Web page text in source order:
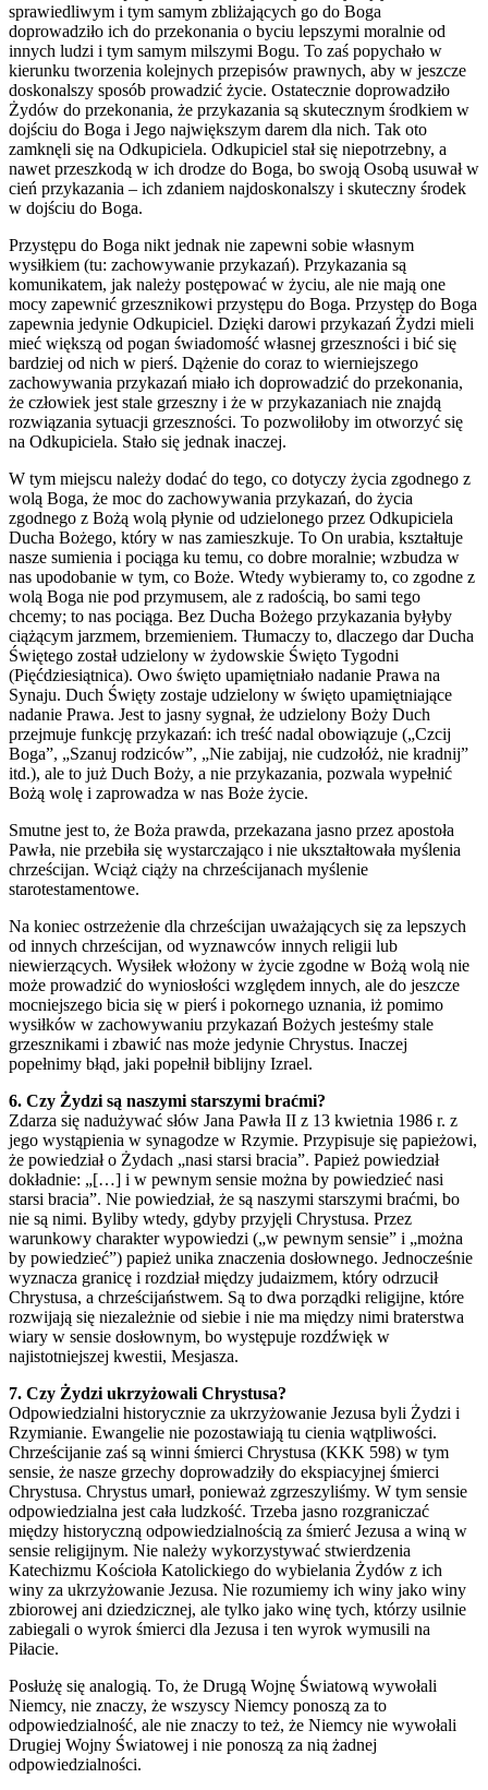
sprawiedliwym i tym samym zbliżających go do Boga
doprowadziło ich do przekonania o byciu lepszymi moralnie od
innych ludzi i tym samym milszymi Bogu. To zaś popychało w
kierunku tworzenia kolejnych przepisów prawnych, aby w jeszcze
doskonalszy sposób prowadzić życie. Ostatecznie doprowadziło
Żydów do przekonania, że przykazania są skutecznym środkiem w
dojściu do Boga i Jego największym darem dla nich. Tak oto
zamknęli się na Odkupiciela. Odkupiciel stał się niepotrzebny, a
nawet przeszkodą w ich drodze do Boga, bo swoją Osobą usuwał w
cień przykazania – ich zdaniem najdoskonalszy i skuteczny środek
w dojściu do Boga.
Przystępu do Boga nikt jednak nie zapewni sobie własnym
wysiłkiem (tu: zachowywanie przykazań). Przykazania są
komunikatem, jak należy postępować w życiu, ale nie mają one
mocy zapewnić grzesznikowi przystępu do Boga. Przystęp do Boga
zapewnia jedynie Odkupiciel. Dzięki darowi przykazań Żydzi mieli
mieć większą od pogan świadomość własnej grzeszności i bić się
bardziej od nich w pierś. Dążenie do coraz to wierniejszego
zachowywania przykazań miało ich doprowadzić do przekonania,
że człowiek jest stale grzeszny i że w przykazaniach nie znajdą
rozwiązania sytuacji grzeszności. To pozwoliłoby im otworzyć się
na Odkupiciela. Stało się jednak inaczej.
W tym miejscu należy dodać do tego, co dotyczy życia zgodnego z
wolą Boga, że moc do zachowywania przykazań, do życia
zgodnego z Bożą wolą płynie od udzielonego przez Odkupiciela
Ducha Bożego, który w nas zamieszkuje. To On urabia, kształtuje
nasze sumienia i pociąga ku temu, co dobre moralnie; wzbudza w
nas upodobanie w tym, co Boże. Wtedy wybieramy to, co zgodne z
wolą Boga nie pod przymusem, ale z radością, bo sami tego
chcemy; to nas pociąga. Bez Ducha Bożego przykazania byłyby
ciążącym jarzmem, brzemieniem. Tłumaczy to, dlaczego dar Ducha
Świętego został udzielony w żydowskie Święto Tygodni
(Pięćdziesiątnica). Owo święto upamiętniało nadanie Prawa na
Synaju. Duch Święty zostaje udzielony w święto upamiętniające
nadanie Prawa. Jest to jasny sygnał, że udzielony Boży Duch
przejmuje funkcję przykazań: ich treść nadal obowiązuje („Czcij
Boga”, „Szanuj rodziców”, „Nie zabijaj, nie cudzołóż, nie kradnij”
itd.), ale to już Duch Boży, a nie przykazania, pozwala wypełnić
Bożą wolę i zaprowadza w nas Boże życie.
Smutne jest to, że Boża prawda, przekazana jasno przez apostoła
Pawła, nie przebiła się wystarczająco i nie ukształtowała myślenia
chrześcijan. Wciąż ciąży na chrześcijanach myślenie
starotestamentowe.
Na koniec ostrzeżenie dla chrześcijan uważających się za lepszych
od innych chrześcijan, od wyznawców innych religii lub
niewierzących. Wysiłek włożony w życie zgodne w Bożą wolą nie
może prowadzić do wyniosłości względem innych, ale do jeszcze
mocniejszego bicia się w pierś i pokornego uznania, iż pomimo
wysiłków w zachowywaniu przykazań Bożych jesteśmy stale
grzesznikami i zbawić nas może jedynie Chrystus. Inaczej
popełnimy błąd, jaki popełnił biblijny Izrael.
6. Czy Żydzi są naszymi starszymi braćmi?
Zdarza się nadużywać słów Jana Pawła II z 13 kwietnia 1986 r. z
jego wystąpienia w synagodze w Rzymie. Przypisuje się papieżowi,
że powiedział o Żydach „nasi starsi bracia”. Papież powiedział
dokładnie: „[…] i w pewnym sensie można by powiedzieć nasi
starsi bracia”. Nie powiedział, że są naszymi starszymi braćmi, bo
nie są nimi. Byliby wtedy, gdyby przyjęli Chrystusa. Przez
warunkowy charakter wypowiedzi („w pewnym sensie” i „można
by powiedzieć”) papież unika znaczenia dosłownego. Jednocześnie
wyznacza granicę i rozdział między judaizmem, który odrzucił
Chrystusa, a chrześcijaństwem. Są to dwa porządki religijne, które
rozwijają się niezależnie od siebie i nie ma między nimi braterstwa
wiary w sensie dosłownym, bo występuje rozdźwięk w
najistotniejszej kwestii, Mesjasza.
7. Czy Żydzi ukrzyżowali Chrystusa?
Odpowiedzialni historycznie za ukrzyżowanie Jezusa byli Żydzi i
Rzymianie. Ewangelie nie pozostawiają tu cienia wątpliwości.
Chrześcijanie zaś są winni śmierci Chrystusa (KKK 598) w tym
sensie, że nasze grzechy doprowadziły do ekspiacyjnej śmierci
Chrystusa. Chrystus umarł, ponieważ zgrzeszyliśmy. W tym sensie
odpowiedzialna jest cała ludzkość. Trzeba jasno rozgraniczać
między historyczną odpowiedzialnością za śmierć Jezusa a winą w
sensie religijnym. Nie należy wykorzystywać stwierdzenia
Katechizmu Kościoła Katolickiego do wybielania Żydów z ich
winy za ukrzyżowanie Jezusa. Nie rozumiemy ich winy jako winy
zbiorowej ani dziedzicznej, ale tylko jako winę tych, którzy usilnie
zabiegali o wyrok śmierci dla Jezusa i ten wyrok wymusili na
Piłacie.
Posłużę się analogią. To, że Drugą Wojnę Światową wywołali
Niemcy, nie znaczy, że wszyscy Niemcy ponoszą za to
odpowiedzialność, ale nie znaczy to też, że Niemcy nie wywołali
Drugiej Wojny Światowej i nie ponoszą za nią żadnej
odpowiedzialności.